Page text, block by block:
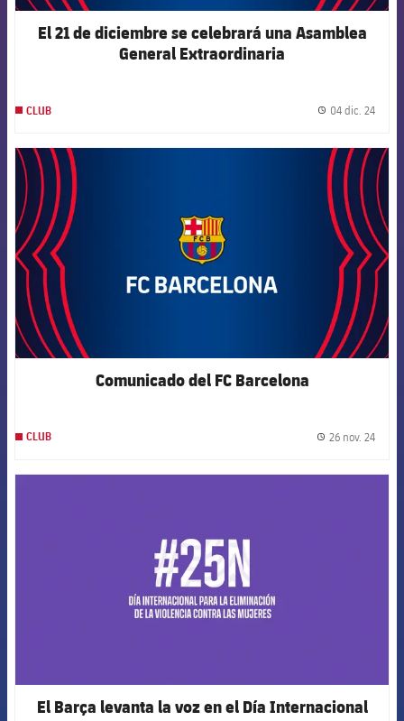
El 21 de diciembre se celebrará una Asamblea
General Extraordinaria
CLUB 04 dic. 24
Comunicado del FC Barcelona
CLUB 26 nov. 24
El Barça levanta la voz en el Día Internacional